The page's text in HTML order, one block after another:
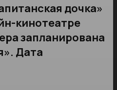
дочка»
кинотеатре
запланирована
Дата